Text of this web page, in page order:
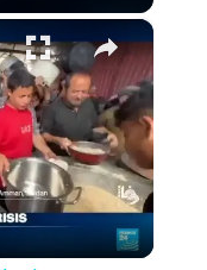
×
now'